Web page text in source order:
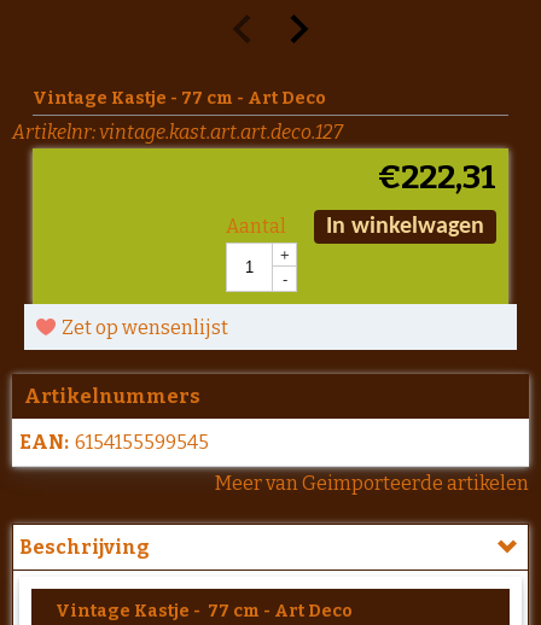
Vintage Kastje - 77 cm - Art Deco
Artikelnr:vintage.kast.art.art.deco.127
€222,31
Aantal
+
-
In winkelwagen
Zet op wensenlijst
Artikelnummers
EAN: 6154155599545
Meer van Geimporteerde artikelen
Beschrijving
Vintage Kastje - 77 cm - Art Deco